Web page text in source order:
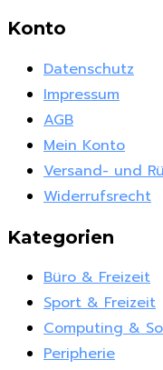
Konto
Datenschutz
Impressum
AGB
Mein Konto
Versand- und
Widerrufsrecht
Kategorien
Büro & Freizeit
Sport & Freizeit
Computing &
Peripherie